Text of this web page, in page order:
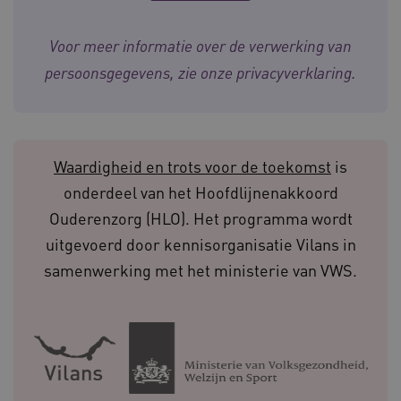
Voor meer informatie over de verwerking van
persoonsgegevens, zie onze privacyverklaring.
Waardigheid en trots voor de toekomst is
onderdeel van het Hoofdlijnenakkoord
Ouderenzorg (HLO). Het programma wordt
uitgevoerd door kennisorganisatie Vilans in
samenwerking met het ministerie van VWS.
op uw privacy.
Provider Domein
BCSessionID vilans.blueconic.net
ARRAffinity